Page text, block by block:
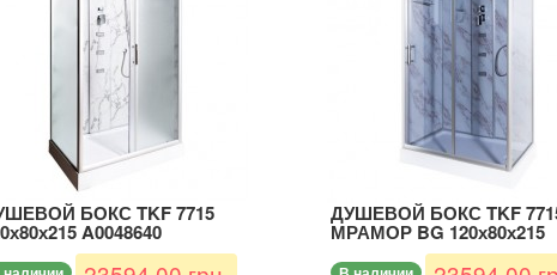
БОКС TKF 7715
A0048640
ДУШЕВОЙ БОКС TKF
МРАМОР BG 120х80х215